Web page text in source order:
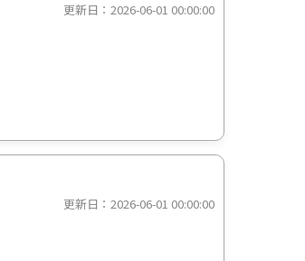
更新日：2026-06-01 00:00:00
更新日：2026-06-01 00:00:00